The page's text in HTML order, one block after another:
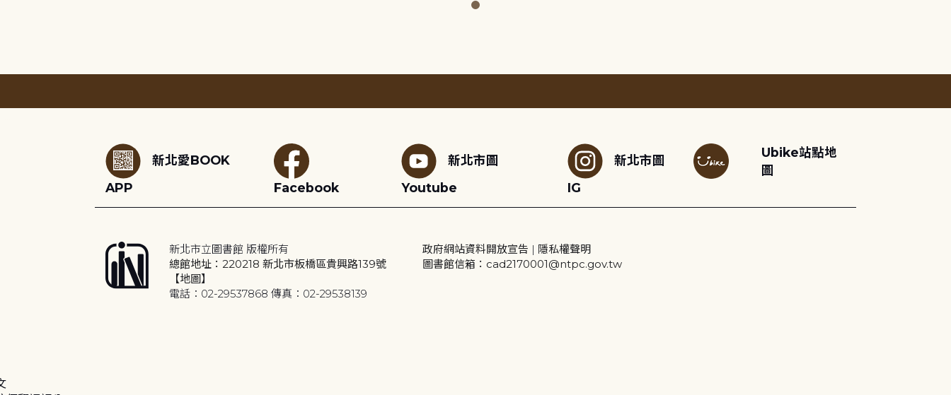
新北愛BOOK
APP
Facebook
新北市圖
Youtube
新北市圖
IG
Ubike站點地
圖
新北市立圖書館 版權所有
總館地址：220218 新北市板橋區貴興路139號
【地圖】
電話：02-29537868 傳真：02-29538139
政府網站資料開放宣告 | 隱私權聲明
圖書館信箱：cad2170001@ntpc.gov.tw